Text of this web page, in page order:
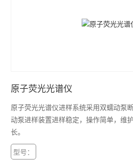
原子荧光光谱仪
原子荧光光谱仪进样系统采用双蠕动泵
动泵进样装置进样稳定，操作简单，维
长。
型号：